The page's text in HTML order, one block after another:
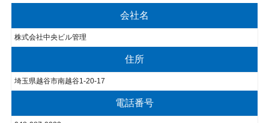
会社名
株式会社中央ビル管理
住所
埼玉県越谷市南越谷1-20-17
電話番号